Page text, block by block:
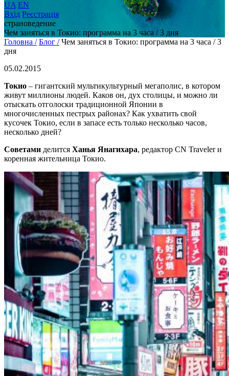
UA EN
Вхід Реєстрація
cтрановедение
Чем заняться в Токио: программа на 3 часа / 3 дня
Головна / Блог / Чем заняться в Токио: программа на 3 часа / 3
дня
05.02.2015
Токио – гигантский мультикультурный мегаполис, в котором
живут миллионы людей. Каков он, дух столицы, и можно ли
отыскать отголоски традиционной Японии в
многочисленных пестрых районах? Как ухватить свой
кусочек Токио, если в запасе есть только несколько часов,
несколько дней?
Советами делится Ханья Янагихара, редактор CN Traveler и
коренная жительница Токио.